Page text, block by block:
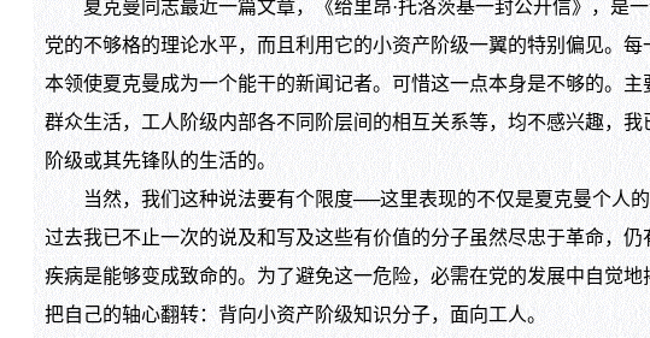
夏克曼同志最近一篇文章，《给里昂·托洛茨基一封公开信》，是一
党的不够格的理论水平，而且利用它的小资产阶级一翼的特别偏见。
本领使夏克曼成为一个能干的新闻记者。可惜这一点本身是不够的。
群众生活，工人阶级内部各不同阶层间的相互关系等，均不感兴趣，
阶级或其先锋队的生活的。
当然，我们这种说法要有个限度──这里表现的不仅是夏克曼个人的
过去我已不止一次的说及和写及这些有价值的分子虽然尽忠于革命，
疾病是能够变成致命的。为了避免这一危险，必需在党的发展中自觉
把自己的轴心翻转：背向小资产阶级知识分子，面向工人。